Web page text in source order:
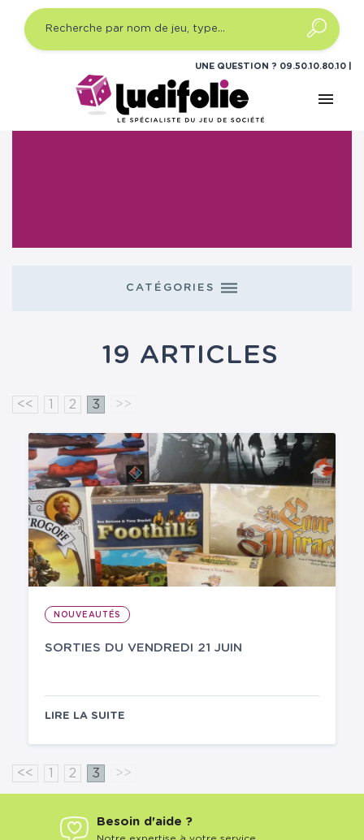
UNE QUESTION ? 09.50.10.80.10
menu
Blog Nouveautés Page 3
CATÉGORIES dehaze
19 ARTICLES
<< 1 2 3 >>
NOUVEAUTÉS
SORTIES DU VENDREDI 21 JUIN
LIRE LA SUITE
<< 1 2 3 >>
Besoin d'aide ?